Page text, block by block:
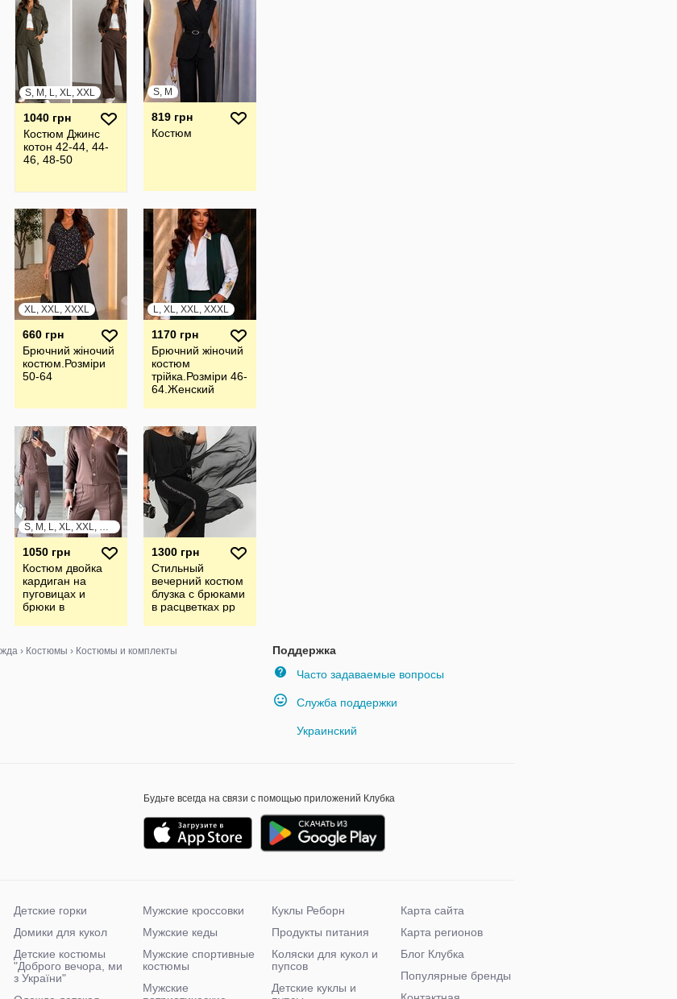
S, M, L, XL, XXL
1040 грн
Костюм Джинс
котон 42-44, 44-
46, 48-50
S, M
819 грн
Костюм
XL, XXL, XXXL
660 грн
Брючний жiночий
костюм.Розмiри
50-64
L, XL, XXL, XXXL
1170 грн
Брючний жiночий
костюм
трiйка.Розмiри 46-
64.Женский
S, M, L, XL, XXL, XXXL
1050 грн
Костюм двойка
кардиган на
пуговицах и
брюки в
1300 грн
Стильный
вечерний костюм
блузка с брюками
в расцветках рр
Поддержка
Часто задаваемые вопросы
Служба поддержки
Украинский
› Костюмы › Костюмы и комплекты
Будьте всегда на связи с помощью приложений Клубка
Детские горки
Домики для кукол
Детские костюмы
"Доброго вечора, ми
з України"
Мужские кроссовки
Мужские кеды
Мужские спортивные
костюмы
Мужские
Куклы Реборн
Продукты питания
Коляски для кукол и
пупсов
Детские куклы и
Карта сайта
Карта регионов
Блог Клубка
Популярные бренды